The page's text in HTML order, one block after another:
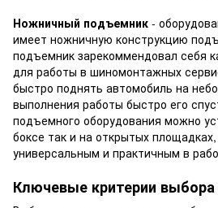
Ножничный подъемник -
имеет ножничную конструкцию
подъемник зарекоммендовал себя
для работы в шиномонтажных
быстро поднять автомобиль на
выполнения работы быстро его
подъемного оборудования можно
боксе так и на открытых
универсальным и практичным в
Ключевые критерии